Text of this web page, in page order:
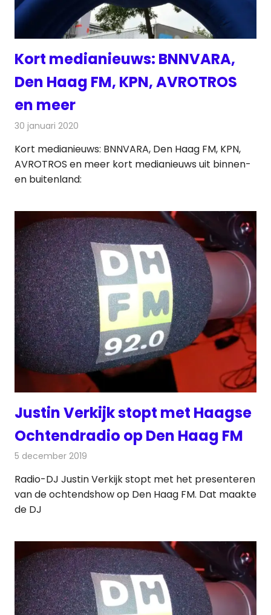
Kort medianieuws: BNNVARA,
Den Haag FM, KPN, AVROTROS
en meer
30 januari 2020
Kort medianieuws: BNNVARA, Den Haag FM, KPN,
AVROTROS en meer kort medianieuws uit binnen-
en buitenland:
Justin Verkijk stopt met Haagse
Ochtendradio op Den Haag FM
5 december 2019
Radio-DJ Justin Verkijk stopt met het presenteren
van de ochtendshow op Den Haag FM. Dat maakte
de DJ